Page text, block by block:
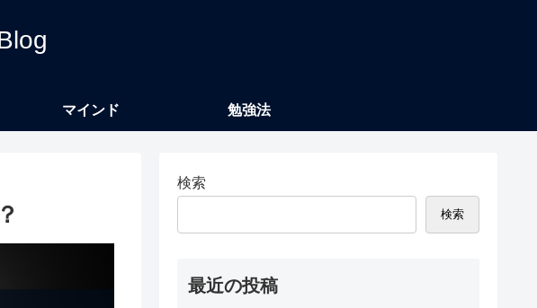
マインド 勉強法
検索
検索
最近の投稿